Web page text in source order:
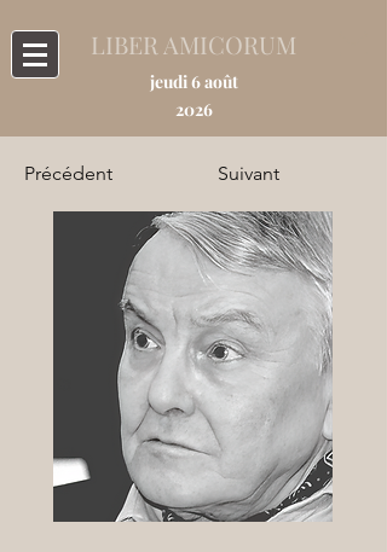
LIBER AMICORUM
jeudi 6 août
2026
Précédent Suivant